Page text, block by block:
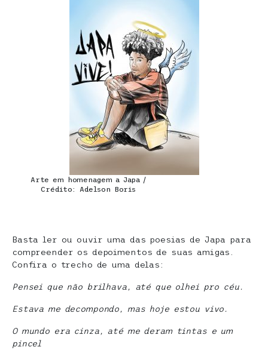
Arte em homenagem a Japa /
Crédito: Adelson Boris
Basta ler ou ouvir uma das poesias de Japa para
compreender os depoimentos de suas amigas.
Confira o trecho de uma delas:
Pensei que não brilhava, até que olhei pro céu.
Estava me decompondo, mas hoje estou vivo.
O mundo era cinza, até me deram tintas e um
pincel